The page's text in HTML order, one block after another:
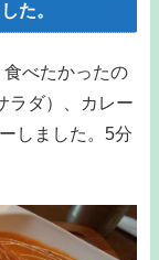
た。
べたかったの
ラダ）、カレー
しました。5分